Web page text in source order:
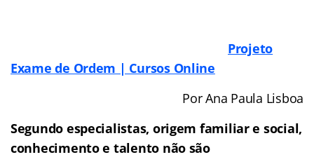
Projeto
Exame de Ordem | Cursos Online
Por Ana Paula Lisboa
Segundo especialistas, origem familiar e social,
conhecimento e talento não são